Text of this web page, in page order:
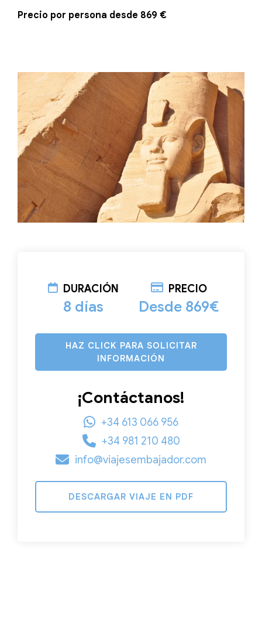
Precio por persona desde 869 €
DURACIÓN
8 días
PRECIO
Desde 869€
HAZ CLICK PARA SOLICITAR
INFORMACIÓN
¡Contáctanos!
+34 613 066 956
+34 981 210 480
info@viajesembajador.com
DESCARGAR VIAJE EN PDF